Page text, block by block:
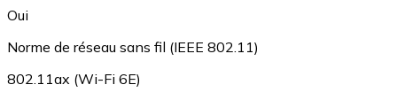
Oui
Norme de réseau sans fil (IEEE 802.11)
802.11ax (Wi-Fi 6E)